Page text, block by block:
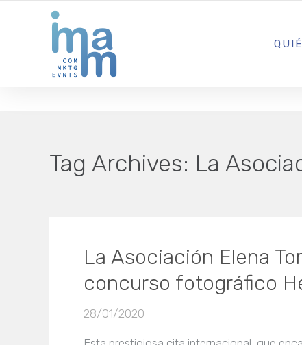
AGENCIA CREATIVA DE COMUNICACIÓN Y ESTRATEGIA
Tag Archives: La
La Asociación Elena
concurso fotográfico
28/01/2020